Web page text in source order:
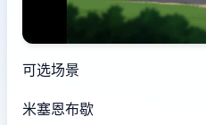
可选场景
米塞恩布歇